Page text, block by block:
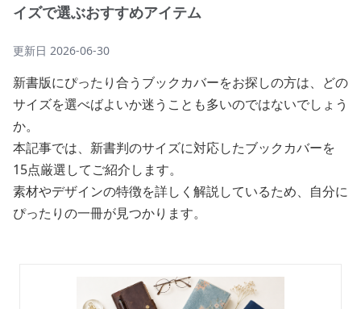
イズで選ぶおすすめアイテム
更新日 2026-06-30
新書版にぴったり合うブックカバーをお探しの方は、どの
サイズを選べばよいか迷うことも多いのではないでしょう
か。
本記事では、新書判のサイズに対応したブックカバーを
15点厳選してご紹介します。
素材やデザインの特徴を詳しく解説しているため、自分に
ぴったりの一冊が見つかります。